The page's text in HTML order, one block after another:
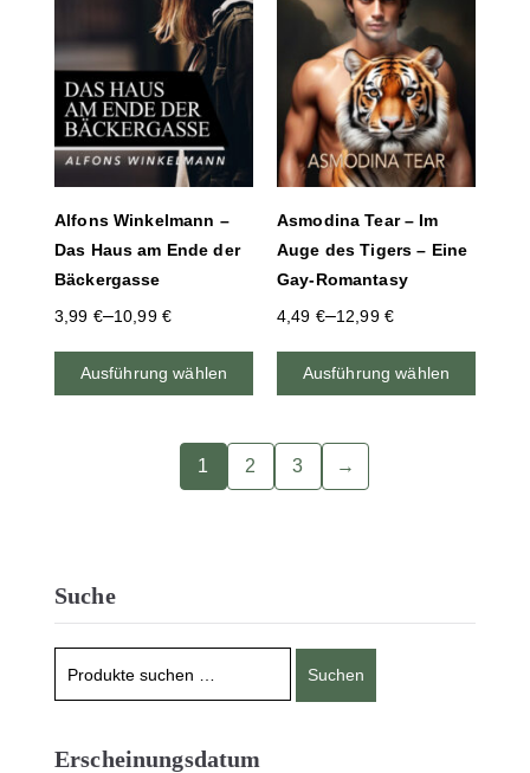
Alfons Winkelmann –
Das Haus am Ende der
Bäckergasse
3,99 €–10,99 €
Ausführung wählen
Asmodina Tear – Im
Auge des Tigers – Eine
Gay-Romantasy
4,49 €–12,99 €
Ausführung wählen
1 2 3 →
Suche
Suchen
Erscheinungsdatum